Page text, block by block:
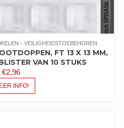
VEILIGHEIDSTOEBEHOREN
FT 13 X 13 MM,
VAN 10 STUKS
€2,96
INFO!